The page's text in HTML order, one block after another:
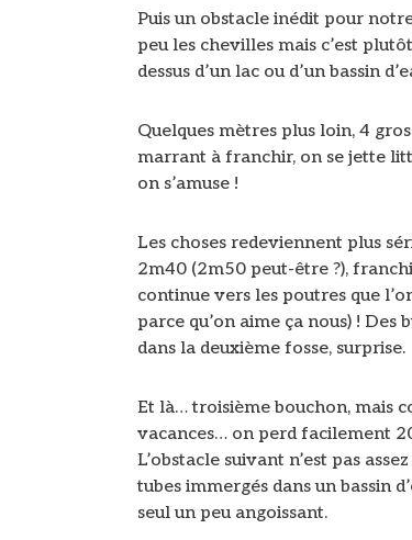
Puis un obstacle inédit pour
peu les chevilles mais c’est
dessus d’un lac ou d’un bassin
Quelques mètres plus loin, 4
marrant à franchir, on se jette
on s’amuse !
Les choses redeviennent plus
2m40 (2m50 peut-être ?),
continue vers les poutres que
parce qu’on aime ça nous) !
dans la deuxième fosse, surprise.
Et là… troisième bouchon, mais
vacances… on perd facilement
L’obstacle suivant n’est pas
tubes immergés dans un bassin
seul un peu angoissant.